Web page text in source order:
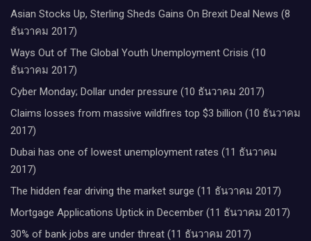
Asian Stocks Up, Sterling Sheds Gains On Brexit Deal News (8
ธันวาคม 2017)
Ways Out of The Global Youth Unemployment Crisis (10
ธันวาคม 2017)
Cyber Monday; Dollar under pressure (10 ธันวาคม 2017)
Claims losses from massive wildfires top $3 billion (10 ธันวาคม
2017)
Dubai has one of lowest unemployment rates (11 ธันวาคม
2017)
The hidden fear driving the market surge (11 ธันวาคม 2017)
Mortgage Applications Uptick in December (11 ธันวาคม 2017)
30% of bank jobs are under threat (11 ธันวาคม 2017)